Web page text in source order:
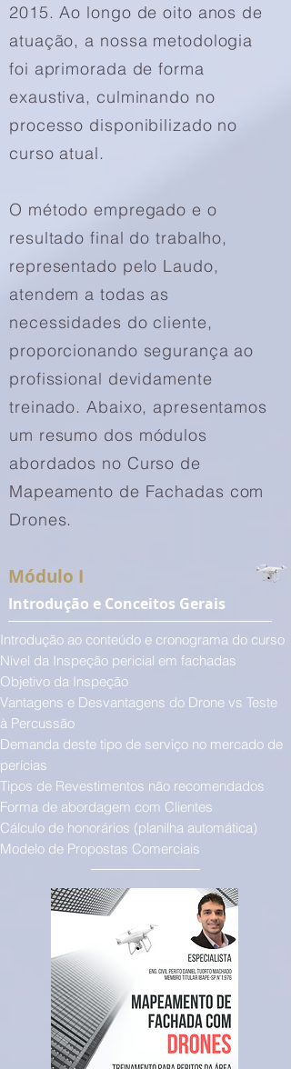
2015. Ao longo de oito anos de
atuação, a nossa metodologia
foi aprimorada de forma
exaustiva, culminando no
processo disponibilizado no
curso atual.
O método empregado e o
resultado final do trabalho,
representado pelo Laudo,
atendem a todas as
necessidades do cliente,
proporcionando segurança ao
profissional devidamente
treinado. Abaixo, apresentamos
um resumo dos módulos
abordados no Curso de
Mapeamento de Fachadas com
Drones.
Módulo I
Introdução e Conceitos Gerais
Introdução ao conteúdo e cronograma do curso
Nível da Inspeção pericial em fachadas
Objetivo da Inspeção
Vantagens e Desvantagens do Drone vs Teste
à Percussão
Demanda deste tipo de serviço no mercado de
perícias
Tipos de Revestimentos não recomendados
Forma de abordagem com Clientes
Cálculo de honorários (planilha automática)
Modelo de Propostas Comerciais